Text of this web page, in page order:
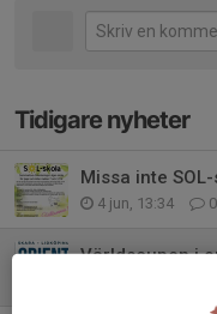
Tidigare nyheter
Missa inte
4 jun, 13:34 0
Världscupen i